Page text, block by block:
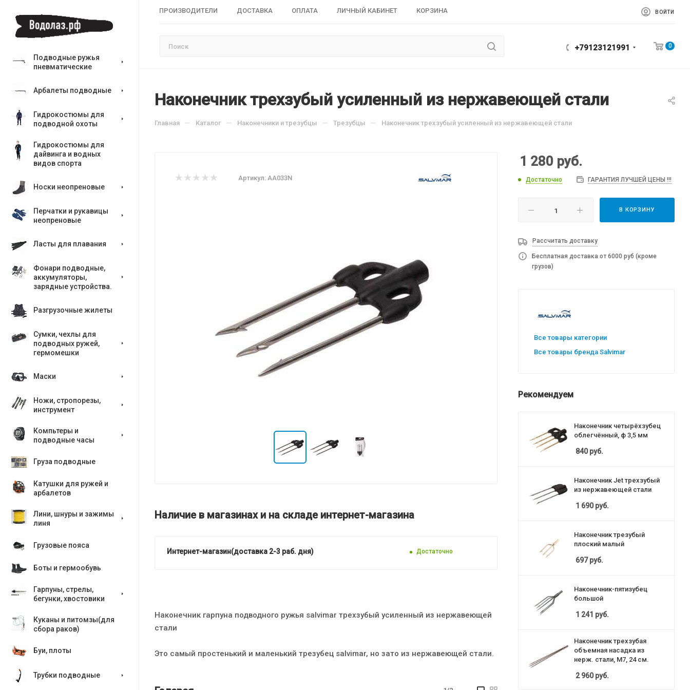
ПРОИЗВОДИТЕЛИ ДОСТАВКА ОПЛАТА ЛИЧНЫЙ КАБИНЕТ КОРЗИНА ВОЙТИ
+79123121991 0
Подводные ружья
пневматические
Арбалеты подводные
Гидрокостюмы для
подводной охоты
Гидрокостюмы для
дайвинга и водных
видов спорта
Носки неопреновые
Перчатки и рукавицы
неопреновые
Ласты для плавания
Фонари подводные,
аккумуляторы,
зарядные устройства.
Разгрузочные жилеты
Сумки, чехлы для
подводных ружей,
гермомешки
Маски
Ножи, стропорезы,
инструмент
Компьтеры и
подводные часы
Груза подводные
Катушки для ружей и
арбалетов
Лини, шнуры и зажимы
линя
Грузовые пояса
Боты и гермообувь
Гарпуны, стрелы,
бегунки, хвостовики
Куканы и питомзы(для
сбора раков)
Буи, плоты
Трубки подводные
Наконечник трехзубый усиленный из нержавеющей стали
Главная — Каталог — Наконечники и трезубцы — Трезубцы — Наконечник трехзубый усиленный из нержавеющей стали
Артикул: AA033N
Наличие в магазинах и на складе интернет-магазина
Интернет-магазин(доставка 2-3 раб. дня) Достаточно
Наконечник гарпуна подводного ружья salvimar трехзубый усиленный из нержавеющей
стали
Это самый простенький и маленький трезубец salvimar, но зато из нержавеющей стали.
1 280 руб.
Достаточно ГАРАНТИЯ ЛУЧШЕЙ ЦЕНЫ !!!
В КОРЗИНУ
Рассчитать доставку
Бесплатная доставка от 6000 руб (кроме
грузов)
Все товары категории
Все товары бренда Salvimar
Рекомендуем
Наконечник четырёхзубец
облегчённый, ф 3,5 мм
840руб.
Наконечник Jet трехзубый
из нержавеющей стали
1 690руб.
Наконечник трезубый
плоский малый
697руб.
Наконечник-пятизубец
большой
1 241 руб.
Наконечник трехзубая
объемная насадка из
нерж. стали, М7, 24 см.
2 960руб.